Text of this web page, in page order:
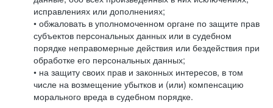
исправлениях или дополнениях;
• обжаловать в уполномоченном органе по защите прав
субъектов персональных данных или в судебном
порядке неправомерные действия или бездействия при
обработке его персональных данных;
• на защиту своих прав и законных интересов, в том
числе на возмещение убытков и (или) компенсацию
морального вреда в судебном порядке.